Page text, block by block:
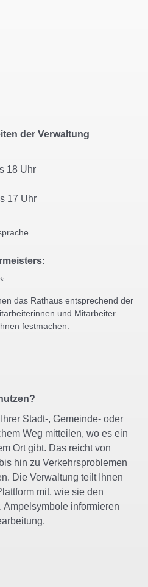
der Verwaltung
18 Uhr
bis 17 Uhr
das Rathaus entsprechend der
und Mitarbeiter
festmachen.
Stadt-, Gemeinde- oder
Weg mitteilen, wo es ein
Ort gibt. Das reicht von
hin zu Verkehrsproblemen
Die Verwaltung teilt Ihnen
mit, wie sie den
Ampelsymbole informieren